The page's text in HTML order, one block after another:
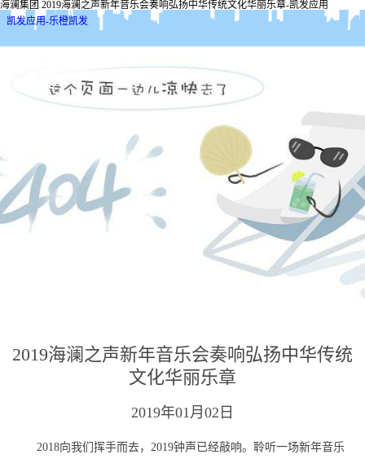
海澜集团 2019海澜之声新年音乐会奏响弘扬中华传统文化华丽乐章-凯发应用
凯发应用-乐橙凯发
2019海澜之声新年音乐会奏响弘扬中华传统
文化华丽乐章
2019年01月02日
2018向我们挥手而去，2019钟声已经敲响。聆听一场新年音乐